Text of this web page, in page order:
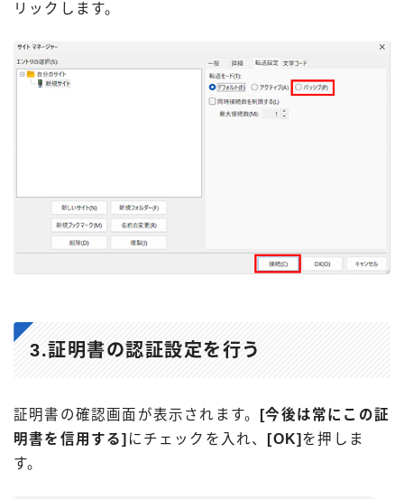
リックします。
3.証明書の認証設定を行う
証明書の確認画面が表示されます。
[今後は常にこの証
明書を信用する] にチェックを入れ、 [OK] を押しま
す。